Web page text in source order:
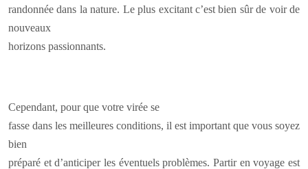
randonnée dans la nature. Le plus excitant c’est bien sûr de voir de
nouveaux
horizons passionnants.
Cependant, pour que votre virée se
fasse dans les meilleures conditions, il est important que vous soyez
bien
préparé et d’anticiper les éventuels problèmes. Partir en voyage est